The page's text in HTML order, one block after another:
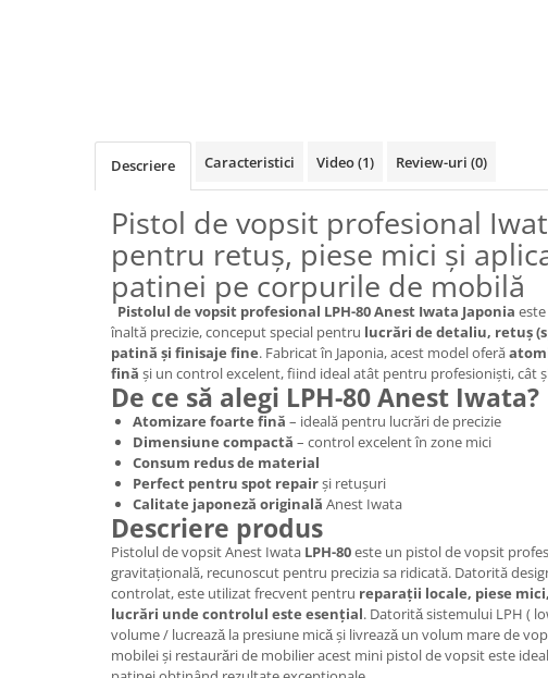
Blufixx - kituri pentru reparații
Instalatii pneumatice si accesorii
Cuple rapide pneumatice
TANOS Systainer cutii
organizatoare pentru depozitare si
Cutii organizatoare pentru
depozitare si transport - TANOS
Markere cu creta lichida
Placi modulare Swisstrax
Service și mentenanță
Descriere Caracteristici Video(1) Review-uri (0)
Pistol de vopsit profesional
pentru retuș, piese mici și
patinei pe corpurile de mobilă
Pistolul de vopsit profesional LPH-80 Anest Iwata Japonia
înaltă precizie, conceput special pentru lucrări de detaliu, retuș
patină și finisaje fine. Fabricat în Japonia, acest model oferă
fină și un control excelent, fiind ideal atât pentru profesioniști, cât
De ce să alegi LPH-80 Anest Iwata?
Atomizare foarte fină – ideală pentru lucrări de precizie
Dimensiune compactă – control excelent în zone mici
Consum redus de material
Perfect pentru spot repairși retușuri
Calitate japoneză originală Anest Iwata
Descriere produs
Pistolul de vopsit Anest Iwata LPH-80este un pistol de vopsit
gravitațională, recunoscut pentru precizia sa ridicată. Datorită
controlat, este utilizat frecvent pentru reparații locale, piese
lucrări unde controlul este esențial. Datoritǎ sistemului LPH (
volume / lucreazǎ la presiune micǎ și livreazǎ un volum mare de
mobilei și restaurǎri de mobilier acest mini pistol de vopsit este